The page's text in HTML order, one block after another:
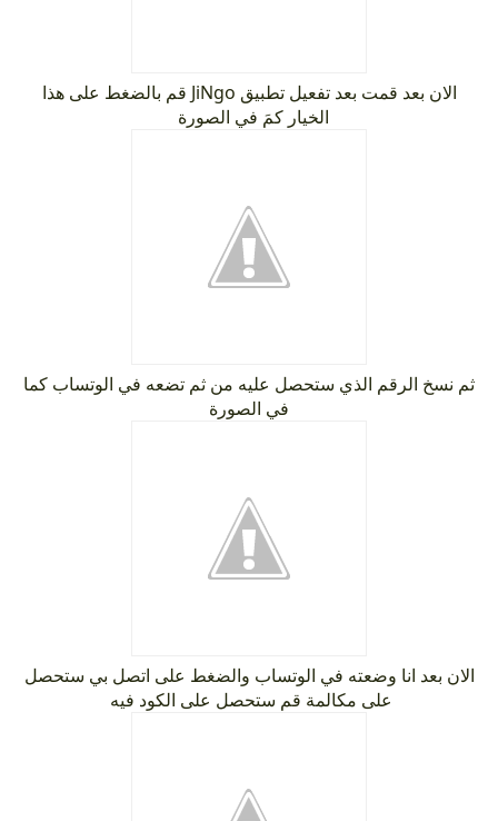
الان بعد قمت بعد تفعيل تطبيق JiNgo قم بالضغط على هذا
الخيار كمَ في الصورة
ثم نسخ الرقم الذي ستحصل عليه من ثم تضعه في الوتساب كما
في الصورة
الان بعد انا وضعته في الوتساب والضغط على اتصل بي ستحصل
على مكالمة قم ستحصل على الكود فيه